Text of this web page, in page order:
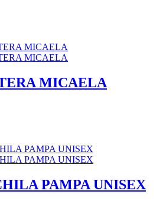
MICAELA
PAMPA UNISEX